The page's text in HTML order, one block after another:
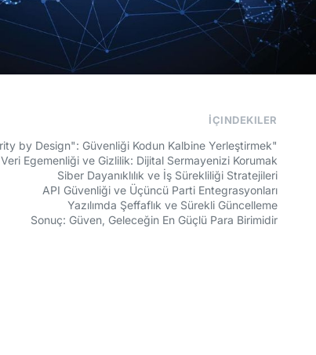
İÇINDEKILER
"Security by Design": Güvenliği Kodun Kalbine Yerleştirmek
Veri Egemenliği ve Gizlilik: Dijital Sermayenizi Korumak
Siber Dayanıklılık ve İş Sürekliliği Stratejileri
API Güvenliği ve Üçüncü Parti Entegrasyonları
Yazılımda Şeffaflık ve Sürekli Güncelleme
Sonuç: Güven, Geleceğin En Güçlü Para Birimidir